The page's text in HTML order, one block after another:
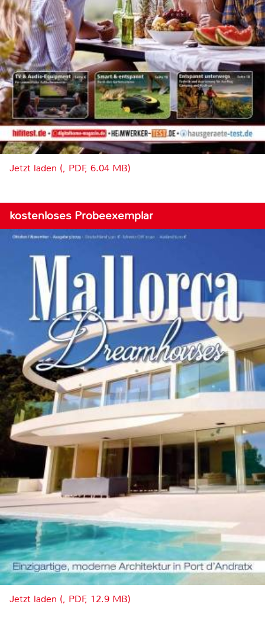
Jetzt laden (, PDF, 6.04 MB)
kostenloses Probeexemplar
Jetzt laden (, PDF, 12.9 MB)